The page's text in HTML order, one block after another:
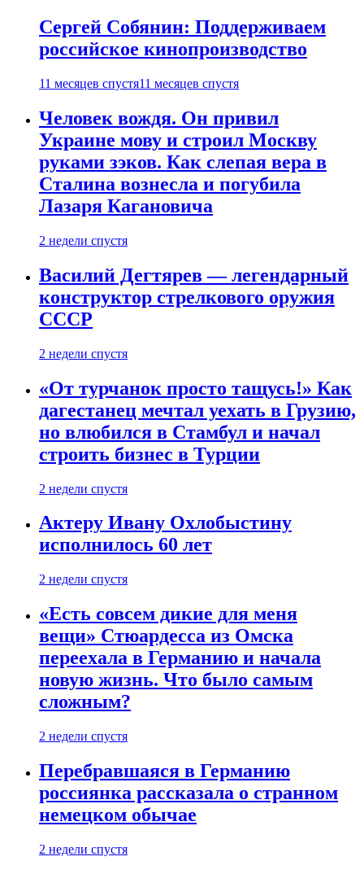
Сергей Собянин: Поддерживаем
российское кинопроизводство
11 месяцев спустя11 месяцев спустя
Человек вождя. Он привил
Украине мову и строил Москву
руками зэков. Как слепая вера в
Сталина вознесла и погубила
Лазаря Кагановича
2 недели спустя
Василий Дегтярев — легендарный
конструктор стрелкового оружия
СССР
2 недели спустя
«От турчанок просто тащусь!» Как
дагестанец мечтал уехать в Грузию,
но влюбился в Стамбул и начал
строить бизнес в Турции
2 недели спустя
Актеру Ивану Охлобыстину
исполнилось 60 лет
2 недели спустя
«Есть совсем дикие для меня
вещи» Стюардесса из Омска
переехала в Германию и начала
новую жизнь. Что было самым
сложным?
2 недели спустя
Перебравшаяся в Германию
россиянка рассказала о странном
немецком обычае
2 недели спустя